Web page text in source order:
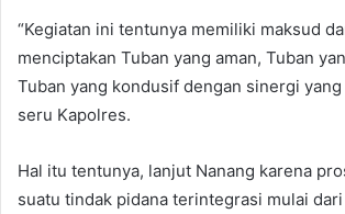
“Kegiatan ini tentunya memiliki maksud
menciptakan Tuban yang aman, Tuban
Tuban yang kondusif dengan sinergi yang
seru Kapolres.
Hal itu tentunya, lanjut Nanang karena
suatu tindak pidana terintegrasi mulai